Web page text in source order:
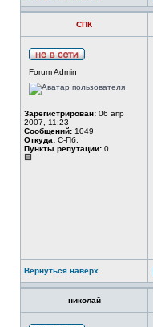
СПК
Forum Admin
Зарегистрирован: 06 апр
2007, 11:23
Сообщений: 1049
Откуда: С-Пб.
Пункты репутации: 0
Вернуться наверх
николай